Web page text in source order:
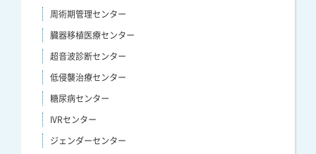
周術期管理センター
臓器移植医療センター
超音波診断センター
低侵襲治療センター
糖尿病センター
IVRセンター
ジェンダーセンター